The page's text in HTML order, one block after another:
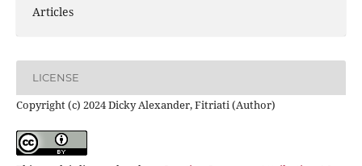
Articles
LICENSE
Copyright (c) 2024 Dicky Alexander, Fitriati (Author)